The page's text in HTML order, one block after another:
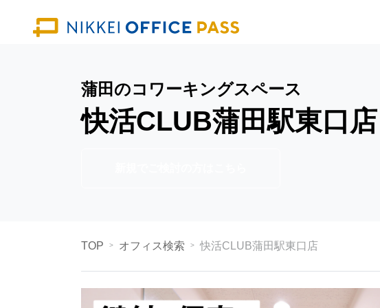
蒲田のコワーキングスペース
快活CLUB蒲田駅東口店
TOP オフィス検索 快活CLUB蒲田駅東口店